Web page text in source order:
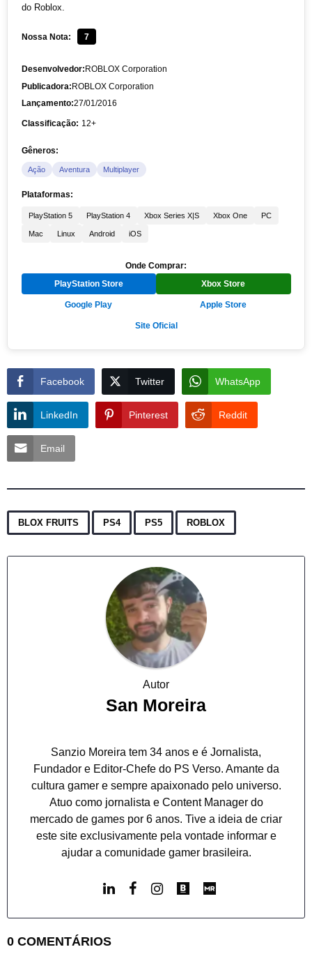
do Roblox.
Nossa Nota: 7
Desenvolvedor: ROBLOX Corporation
Publicadora:ROBLOX Corporation
Lançamento:27/01/2016
Classificação: 12+
Gêneros:
Ação Aventura Multiplayer
Plataformas:
PlayStation 5 PlayStation 4 Xbox Series X|S Xbox One PC
Mac Linux Android iOS
Onde Comprar:
PlayStation Store Xbox Store
Google Play Apple Store
Site Oficial
Facebook Twitter WhatsApp
LinkedIn Pinterest Reddit
Email
BLOX FRUITS PS4 PS5 ROBLOX
Autor
San Moreira
Sanzio Moreira tem 34 anos e é Jornalista,
Fundador e Editor-Chefe do PS Verso. Amante da
cultura gamer e sempre apaixonado pelo universo.
Atuo como jornalista e Content Manager do
mercado de games por 6 anos. Tive a ideia de criar
este site exclusivamente pela vontade informar e
ajudar a comunidade gamer brasileira.
0 COMENTÁRIOS